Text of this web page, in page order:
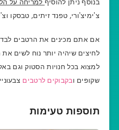
בנוסף ניתן להוסיף למריחה על
צ'ימיצ'ורי, טפנד זיתים, טבסקו
אם אתם מכינים את הרטבים
לחיצים שיהיה יותר נוח לשים
למצוא בכל חנויות הסטוק וגם
שקופים ובקבוקים לרטבים
תוספות טעימות